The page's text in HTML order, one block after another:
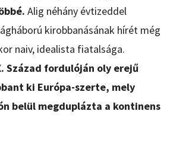
Alig néhány évtizeddel
kirobbanásának hírét még
naiv, idealista fiatalsága.
Század fordulóján oly erejű
ki Európa-szerte, mely
belül megduplázta a kontinens